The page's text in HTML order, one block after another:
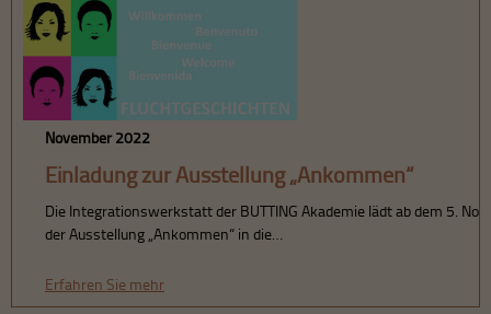
November 2022
Einladung zur Ausstellung „Ankommen“
Die Integrationswerkstatt der BUTTING Akademie lädt ab dem 5.
der Ausstellung „Ankommen“ in die…
Erfahren Sie mehr